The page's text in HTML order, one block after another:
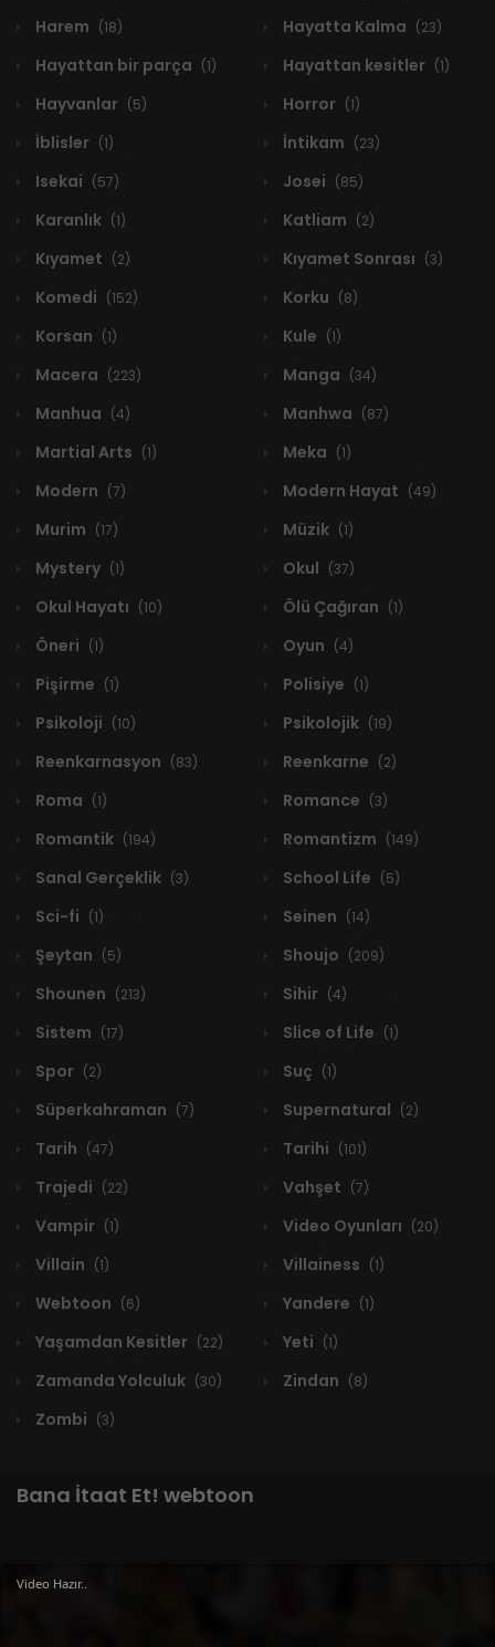
Harem (18) Hayatta Kalma (23)
Hayattan bir parça (1) Hayattan kesitler (1)
Hayvanlar (5) Horror (1)
İblisler (1) İntikam (23)
Isekai (57) Josei (85)
Karanlık (1) Katliam (2)
Kıyamet (2) Kıyamet Sonrası (3)
Komedi (152) Korku (8)
Korsan (1) Kule (1)
Macera (223) Manga (34)
Manhua (4) Manhwa (87)
Martial Arts (1) Meka (1)
Modern (7) Modern Hayat (49)
Murim (17) Müzik (1)
Mystery (1) Okul (37)
Okul Hayatı (10) Ölü Çağıran (1)
Öneri (1) Oyun (4)
Pişirme (1) Polisiye (1)
Psikoloji (10) Psikolojik (19)
Reenkarnasyon (83) Reenkarne (2)
Roma (1) Romance (3)
Romantik (194) Romantizm (149)
Sanal Gerçeklik (3) School Life (5)
Sci-fi (1) Seinen (14)
Şeytan (5) Shoujo (209)
Shounen (213) Sihir (4)
Sistem (17) Slice of Life (1)
Spor (2) Suç (1)
Süperkahraman (7) Supernatural (2)
Tarih (47) Tarihi (101)
Trajedi (22) Vahşet (7)
Vampir (1) Video Oyunları (20)
Villain (1) Villainess (1)
Webtoon (6) Yandere (1)
Yaşamdan Kesitler (22) Yeti (1)
Zamanda Yolculuk (30) Zindan (8)
Zombi (3)
Bana İtaat Et! webtoon
1 RESULT
Video Hazır..